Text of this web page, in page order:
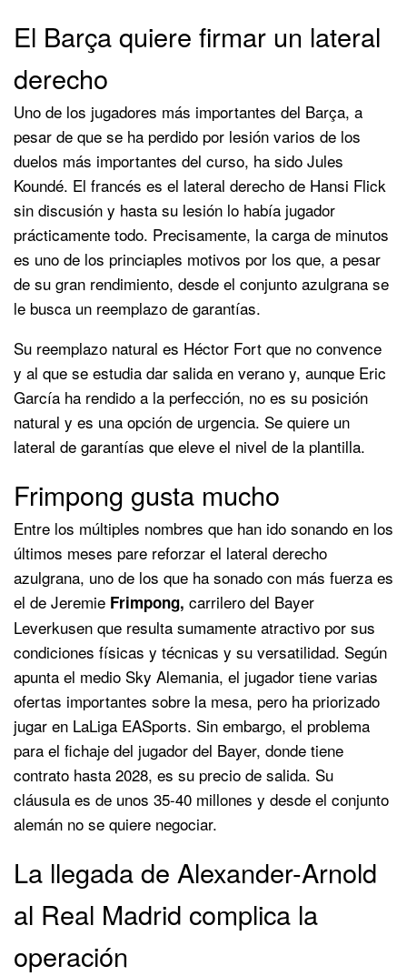
El Barça quiere firmar un lateral
derecho
Uno de los jugadores más importantes del Barça, a
pesar de que se ha perdido por lesión varios de los
duelos más importantes del curso, ha sido Jules
Koundé. El francés es el lateral derecho de Hansi Flick
sin discusión y hasta su lesión lo había jugador
prácticamente todo. Precisamente, la carga de minutos
es uno de los princiaples motivos por los que, a pesar
de su gran rendimiento, desde el conjunto azulgrana se
le busca un reemplazo de garantías.
Su reemplazo natural es Héctor Fort que no convence
y al que se estudia dar salida en verano y, aunque Eric
García ha rendido a la perfección, no es su posición
natural y es una opción de urgencia. Se quiere un
lateral de garantías que eleve el nivel de la plantilla.
Frimpong gusta mucho
Entre los múltiples nombres que han ido sonando en los
últimos meses pare reforzar el lateral derecho
azulgrana, uno de los que ha sonado con más fuerza es
el de Jeremie Frimpong, carrilero del Bayer
Leverkusen que resulta sumamente atractivo por sus
condiciones físicas y técnicas y su versatilidad. Según
apunta el medio Sky Alemania, el jugador tiene varias
ofertas importantes sobre la mesa, pero ha priorizado
jugar en LaLiga EASports. Sin embargo, el problema
para el fichaje del jugador del Bayer, donde tiene
contrato hasta 2028, es su precio de salida. Su
cláusula es de unos 35-40 millones y desde el conjunto
alemán no se quiere negociar.
La llegada de Alexander-Arnold
al Real Madrid complica la
operación